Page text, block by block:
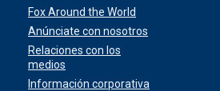
Fox Around the World
Anúnciate con nosotros
Relaciones con los
medios
Información corporativa